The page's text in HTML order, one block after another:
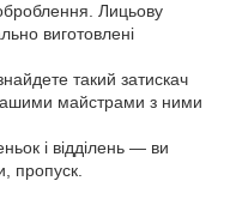
Лицьову
виготовлені
такий затискач
майстрами з ними
і відділень — ви
пропуск.